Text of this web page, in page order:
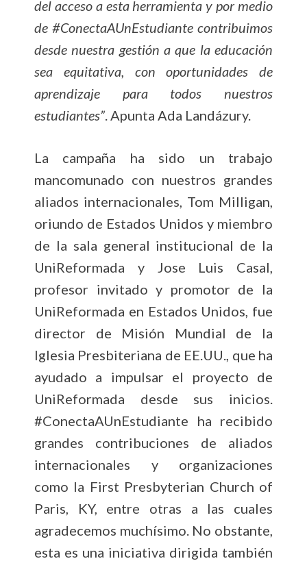
del acceso a esta herramienta y por medio
de #ConectaAUnEstudiante contribuimos
desde nuestra gestión a que la educación
sea equitativa, con oportunidades de
aprendizaje para todos nuestros
estudiantes”. Apunta Ada Landázury.
La campaña ha sido un trabajo
mancomunado con nuestros grandes
aliados internacionales, Tom Milligan,
oriundo de Estados Unidos y miembro
de la sala general institucional de la
UniReformada y Jose Luis Casal,
profesor invitado y promotor de la
UniReformada en Estados Unidos, fue
director de Misión Mundial de la
Iglesia Presbiteriana de EE.UU., que ha
ayudado a impulsar el proyecto de
UniReformada desde sus inicios.
#ConectaAUnEstudiante ha recibido
grandes contribuciones de aliados
internacionales y organizaciones
como la First Presbyterian Church of
Paris, KY, entre otras a las cuales
agradecemos muchísimo. No obstante,
esta es una iniciativa dirigida también